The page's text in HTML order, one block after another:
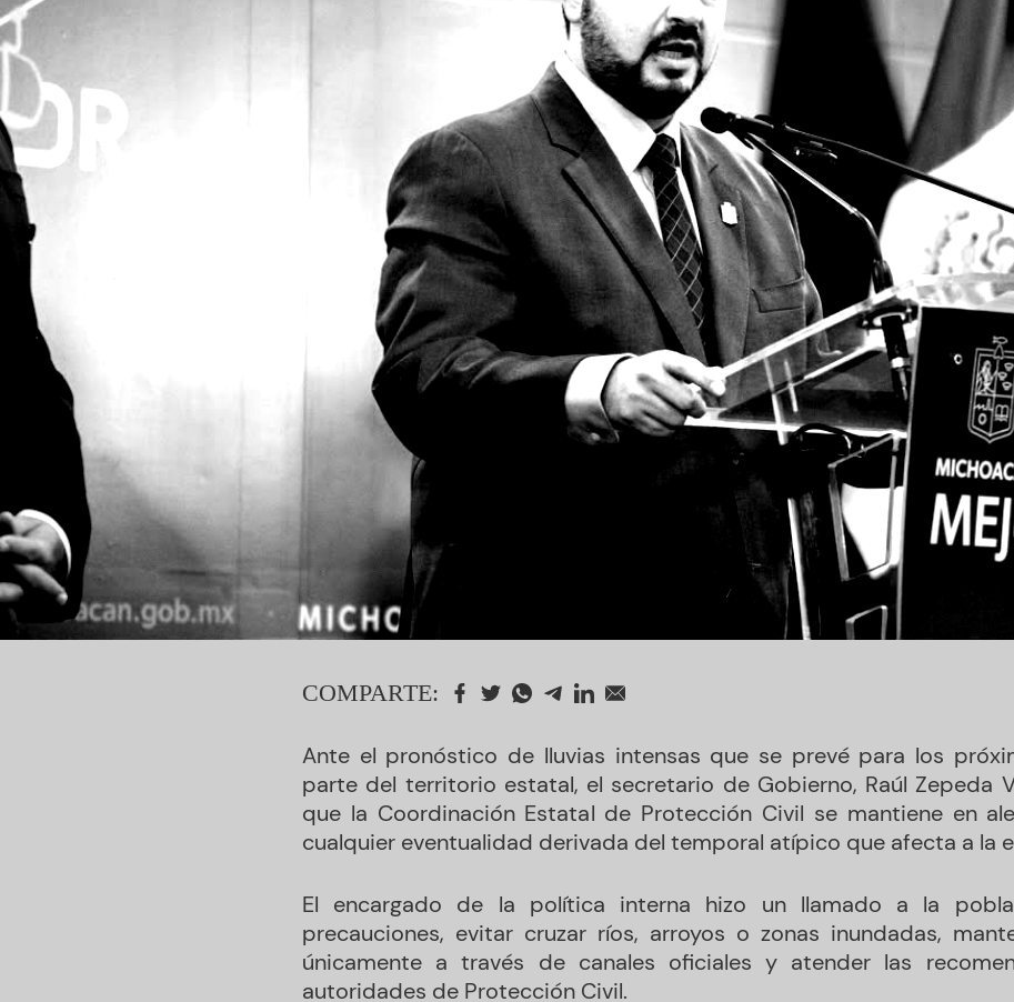
COMPARTE:
Ante el pronóstico de lluvias intensas que se prevé para los
parte del territorio estatal, el secretario de Gobierno, Raúl Zepeda
que la Coordinación Estatal de Protección Civil se mantiene en
cualquier eventualidad derivada del temporal atípico que afecta a la
El encargado de la política interna hizo un llamado a la
precauciones, evitar cruzar ríos, arroyos o zonas inundadas,
únicamente a través de canales oficiales y atender las
autoridades de Protección Civil.